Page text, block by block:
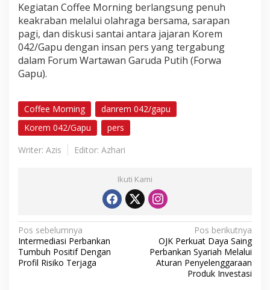
Kegiatan Coffee Morning berlangsung penuh
keakraban melalui olahraga bersama, sarapan
pagi, dan diskusi santai antara jajaran Korem
042/Gapu dengan insan pers yang tergabung
dalam Forum Wartawan Garuda Putih (Forwa
Gapu).
Coffee Morning
danrem 042/gapu
Korem 042/Gapu
pers
Writer: Azis
Editor: Azhari
Ikuti Kami
N
a
v
Pos sebelumnya
Intermediasi Perbankan
Tumbuh Positif Dengan
Profil Risiko Terjaga
Pos berikutnya
OJK Perkuat Daya Saing
Perbankan Syariah Melalui
Aturan Penyelenggaraan
Produk Investasi